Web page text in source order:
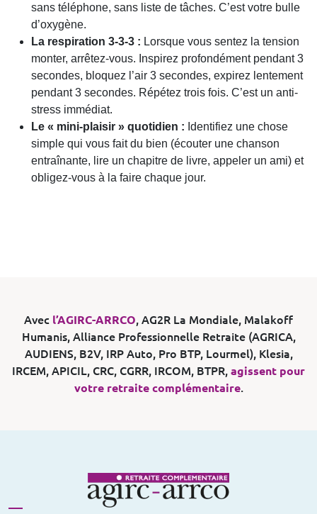
sans téléphone, sans liste de tâches. C’est votre bulle
d’oxygène.
La respiration 3-3-3 : Lorsque vous sentez la tension
monter, arrêtez-vous. Inspirez profondément pendant 3
secondes, bloquez l’air 3 secondes, expirez lentement
pendant 3 secondes. Répétez trois fois. C’est un anti-
stress immédiat.
Le « mini-plaisir » quotidien : Identifiez une chose
simple qui vous fait du bien (écouter une chanson
entraînante, lire un chapitre de livre, appeler un ami) et
obligez-vous à la faire chaque jour.
Avec l’AGIRC-ARRCO, AG2R La Mondiale, Malakoff
Humanis, Alliance Professionnelle Retraite (AGRICA,
AUDIENS, B2V, IRP Auto, Pro BTP, Lourmel), Klesia,
IRCEM, APICIL, CRC, CGRR, IRCOM, BTPR, agissent pour
votre retraite complémentaire.